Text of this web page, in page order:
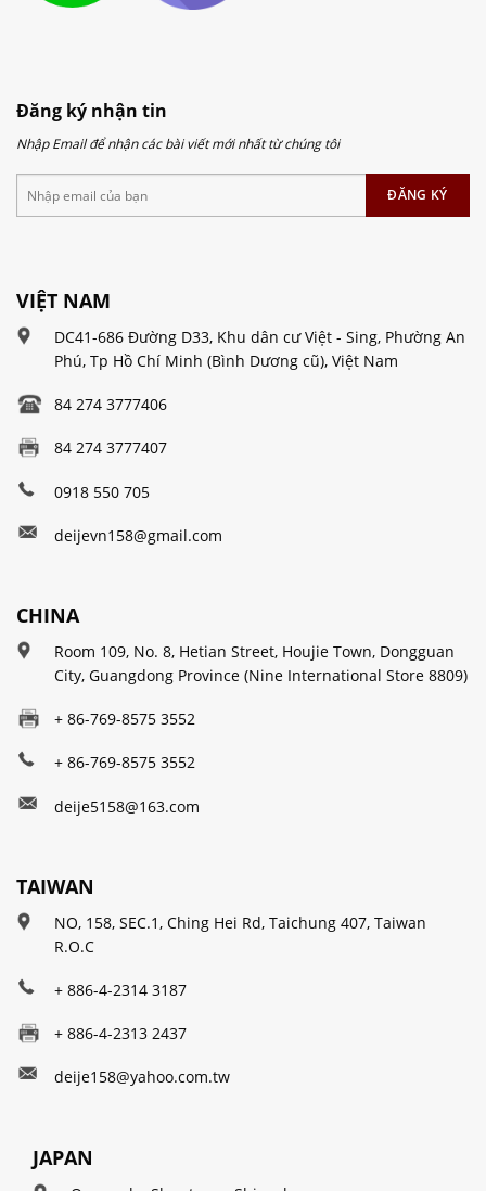
Đăng ký nhận tin
Nhập Email để nhận các bài viết mới nhất từ chúng tôi
VIỆT NAM
DC41-686 Đường D33, Khu dân cư Việt - Sing, Phường An
Phú, Tp Hồ Chí Minh (Bình Dương cũ), Việt Nam
84 274 3777406
84 274 3777407
0918 550 705
deijevn158@gmail.com
CHINA
Room 109, No. 8, Hetian Street, Houjie Town, Dongguan
City, Guangdong Province (Nine International Store 8809)
+ 86-769-8575 3552
+ 86-769-8575 3552
deije5158@163.com
TAIWAN
NO, 158, SEC.1, Ching Hei Rd, Taichung 407, Taiwan
R.O.C
+ 886-4-2314 3187
+ 886-4-2313 2437
deije158@yahoo.com.tw
JAPAN